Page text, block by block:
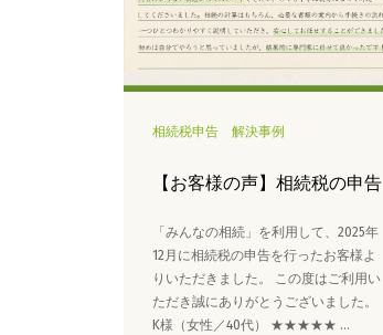
相続税申告 解決事例
【お客様の声】相続税の申告
「みんなの相続」を利用して、2025年
12月に相続税の申告を行ったお客様よ
りいただきました。 この度はご利用い
ただき誠にありがとうございました。
K様（女性／40代） ★★★★★ …